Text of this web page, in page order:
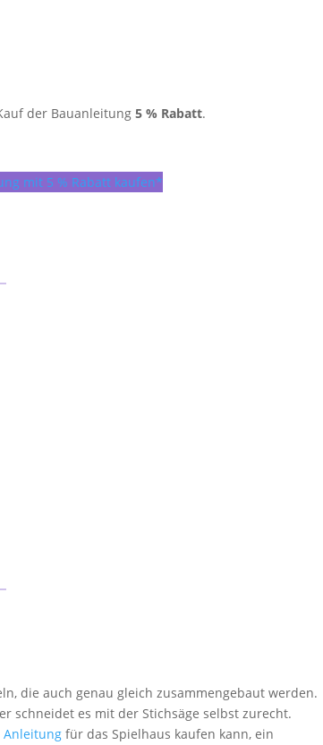
der Bauanleitung 5 % Rabatt.
mit 5 % Rabatt kaufen*
die auch genau gleich zusammengebaut werden.
schneidet es mit der Stichsäge selbst zurecht.
Anleitung für das Spielhaus kaufen kann, ein